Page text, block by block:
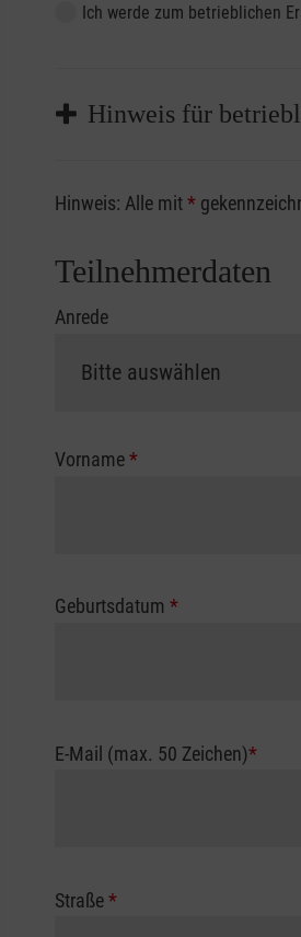
Ich werde zum betrieblichen
Hinweis für
Sofern Sie ein
vorliegen müssen.
Hinweis: Alle mit*
Teilnehmerdaten
Anrede
Vorname*
Geburtsdatum *
E-Mail (max. 50 Zeichen)*
Straße*